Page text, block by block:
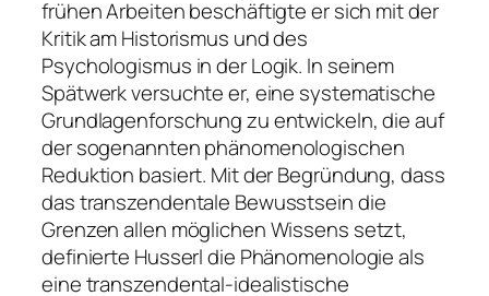
frühen Arbeiten beschäftigte er sich mit der
Kritik am Historismus und des
Psychologismus in der Logik. In seinem
Spätwerk versuchte er, eine systematische
Grundlagenforschung zu entwickeln, die auf
der sogenannten phänomenologischen
Reduktion basiert. Mit der Begründung, dass
das transzendentale Bewusstsein die
Grenzen allen möglichen Wissens setzt,
definierte Husserl die Phänomenologie als
eine transzendental-idealistische